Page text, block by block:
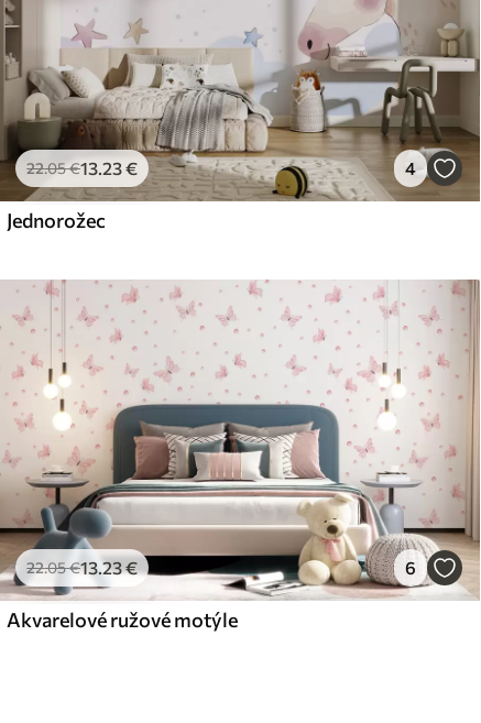
22.05€13.23€ 4
Jednorožec
22.05€13 .23€ 6
Akvarelové ružové motýle